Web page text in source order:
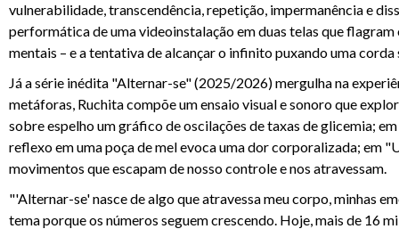
vulnerabilidade, transcendência, repetição, impermanência e
performática de uma videoinstalação em duas telas que
mentais – e a tentativa de alcançar o infinito puxando uma
Já a série inédita "Alternar-se" (2025/2026) mergulha na
metáforas, Ruchita compõe um ensaio visual e sonoro que
sobre espelho um gráfico de oscilações de taxas de glicemia;
reflexo em uma poça de mel evoca uma dor corporalizada; em
movimentos que escapam de nosso controle e nos atravessam.
"'Alternar-se' nasce de algo que atravessa meu corpo, minhas
tema porque os números seguem crescendo. Hoje, mais de 16